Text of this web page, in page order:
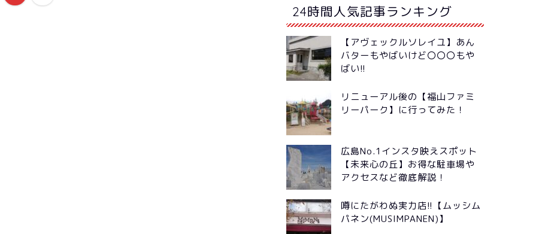
24時間人気記事ランキング
【アヴェックルソレイユ】あん
バターもやばいけど〇〇〇もや
ばい!!
リニューアル後の【福山ファミ
リーパーク】に行ってみた！
広島No.1インスタ映えスポット
【未来心の丘】お得な駐車場や
アクセスなど徹底解説！
噂にたがわぬ実力店!!【ムッシム
パネン(MUSIMPANEN)】